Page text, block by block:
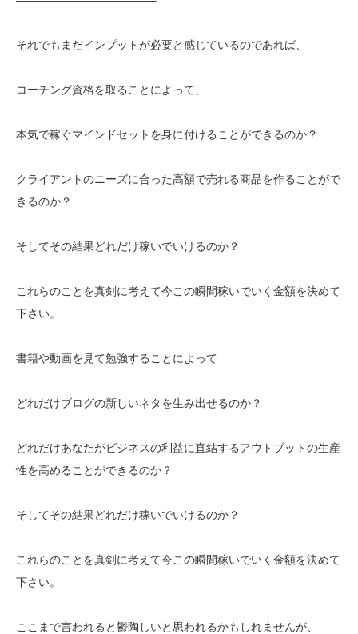
それでもまだインプットが必要と感じているのであれば、
コーチング資格を取ることによって、
本気で稼ぐマインドセットを身に付けることができるのか？
クライアントのニーズに合った高額で売れる商品を作ることがで
きるのか？
そしてその結果どれだけ稼いでいけるのか？
これらのことを真剣に考えて今この瞬間稼いでいく金額を決めて
下さい。
書籍や動画を見て勉強することによって
どれだけブログの新しいネタを生み出せるのか？
どれだけあなたがビジネスの利益に直結するアウトプットの生産
性を高めることができるのか？
そしてその結果どれだけ稼いでいけるのか？
これらのことを真剣に考えて今この瞬間稼いでいく金額を決めて
下さい。
ここまで言われると鬱陶しいと思われるかもしれませんが、